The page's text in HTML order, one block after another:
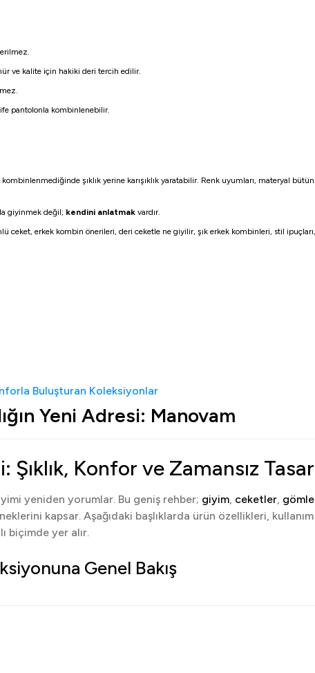
ve kalite için hakiki deri tercih edilir.
pantolonla kombinlenebilir.
şıklık yerine karışıklık yaratabilir. Renk uyumları, materyal
giyinmek değil; kendini anlatmak vardır.
erkek kombin önerileri, deri ceketle ne giyilir, şık erkek kombinleri, stil
Buluşturan Koleksiyonlar
Yeni Adresi: Manovam
Konfor ve Zamansız
yeniden yorumlar. Bu geniş rehber; giyim, ceketler,
kapsar. Aşağıdaki başlıklarda ürün özellikleri,
biçimde yer alır.
Genel Bakış